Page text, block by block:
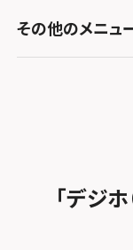
スマホスピタ
スマホスピ
スマホスピ
スマホスピタ
スマホスピ
スマホスピ
スマホスピ
スマホスピタ
スマホスピ
スマホスピ
スマホスピ
スマホスピ
iPhone修理メ
MacBook修理
その他のメニュ
FCNTスマー
「デジ